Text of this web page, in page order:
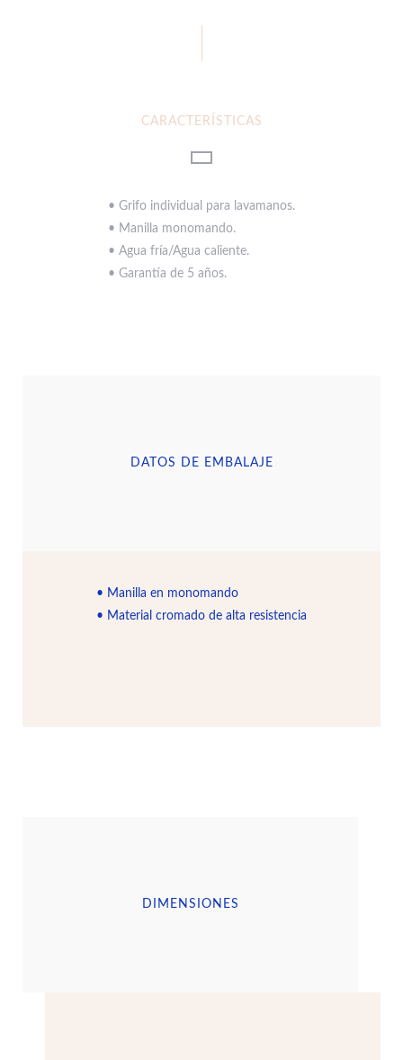
CARACTERÍSTICAS
• Grifo individual para lavamanos.
• Manilla monomando.
• Agua fría/Agua caliente.
• Garantía de 5 años.
DATOS DE EMBALAJE
• Manilla en monomando
• Material cromado de alta resistencia
DIMENSIONES